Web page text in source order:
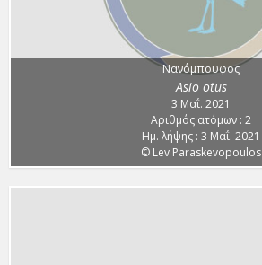
Νανόμπουφος
Asio otus
3 Μαΐ. 2021
Αριθμός ατόμων : 2
Ημ. λήψης : 3 Μαΐ. 2021
© Lev Paraskevopoulos